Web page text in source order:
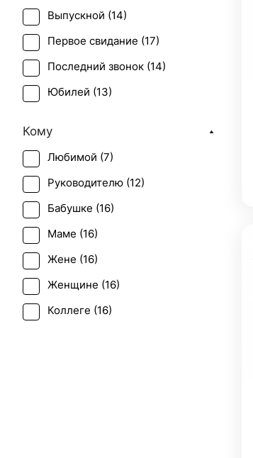
Выпускной (14)
Первое свидание (17)
Последний звонок (14)
Юбилей (13)
Кому
Любимой (7)
Руководителю (12)
Бабушке (16)
Маме (16)
Жене (16)
Женщине (16)
Коллеге (16)